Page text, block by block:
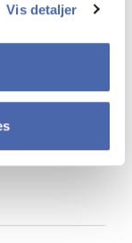
Vis detaljer